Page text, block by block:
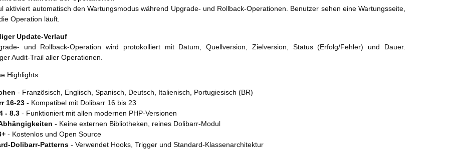
aktiviert automatisch den Wartungsmodus während Upgrade- und Rollback-Operationen. Benutzer sehen eine Wartungsseite,
Operation läuft.
Update-Verlauf
und Rollback-Operation wird protokolliert mit Datum, Quellversion, Zielversion, Status (Erfolg/Fehler) und Dauer.
Audit-Trail aller Operationen.
Highlights
- Französisch, Englisch, Spanisch, Deutsch, Italienisch, Portugiesisch (BR)
16-23 - Kompatibel mit Dolibarr 16 bis 23
- 8.3 - Funktioniert mit allen modernen PHP-Versionen
- Keine externen Bibliotheken, reines Dolibarr-Modul
- Kostenlos und Open Source
Dolibarr-Patterns - Verwendet Hooks, Trigger und Standard-Klassenarchitektur